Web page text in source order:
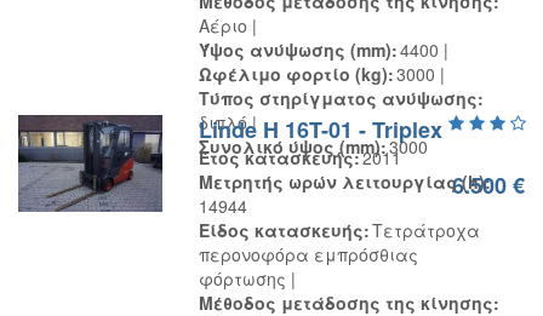
Αέριο
Ύψος ανύψωσης (mm) 4400
Ωφέλιμο φορτίο (kg) 3000
Τύπος στηρίγματος ανύψωσης
διπλό
Συνολικό ύψος (mm) 3000
6.500 €
Linde H 16T-01 - Triplex
Έτος κατασκευής 2011
Μετρητής ωρών λειτουργίας (h)
14944
Είδος κατασκευής Τετράτροχα
περονοφόρα εμπρόσθιας
φόρτωσης
Μέθοδος μετάδοσης της κίνησης